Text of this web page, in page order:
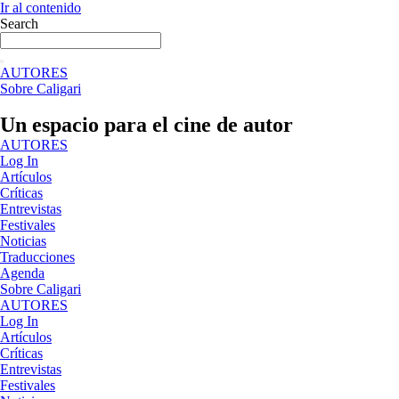
Ir al contenido
Search
AUTORES
Sobre Caligari
Un espacio para el cine de autor
AUTORES
Log In
Artículos
Críticas
Entrevistas
Festivales
Noticias
Traducciones
Agenda
Sobre Caligari
AUTORES
Log In
Artículos
Críticas
Entrevistas
Festivales